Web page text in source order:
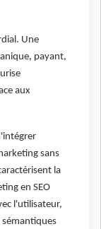
Une
payant,
aux
sans
la
en SEO
l'utilisateur,